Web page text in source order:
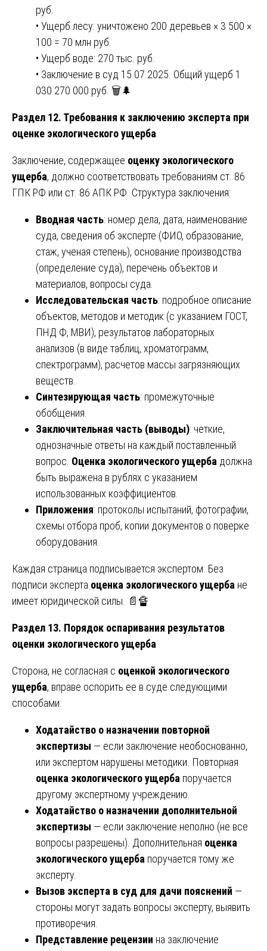
руб.
• Ущерб лесу: уничтожено 200 деревьев × 3 500 ×
100 = 70 млн руб.
• Ущерб воде: 270 тыс. руб.
• Заключение в суд 15.07.2025. Общий ущерб 1
030 270 000 руб. 🗑️🌲
Раздел 12. Требования к заключению эксперта при
оценке экологического ущерба
Заключение, содержащее оценку экологического
ущерба, должно соответствовать требованиям ст. 86
ГПК РФ или ст. 86 АПК РФ. Структура заключения:
Вводная часть: номер дела, дата, наименование
суда, сведения об эксперте (ФИО, образование,
стаж, ученая степень), основание производства
(определение суда), перечень объектов и
материалов, вопросы суда.
Исследовательская часть: подробное описание
объектов, методов и методик (с указанием ГОСТ,
ПНД Ф, МВИ), результатов лабораторных
анализов (в виде таблиц, хроматограмм,
спектрограмм), расчетов массы загрязняющих
веществ.
Синтезирующая часть: промежуточные
обобщения.
Заключительная часть (выводы): четкие,
однозначные ответы на каждый поставленный
вопрос. Оценка экологического ущерба должна
быть выражена в рублях с указанием
использованных коэффициентов.
Приложения: протоколы испытаний, фотографии,
схемы отбора проб, копии документов о поверке
оборудования.
Каждая страница подписывается экспертом. Без
подписи эксперта оценка экологического ущерба не
имеет юридической силы. 📄🔏
Раздел 13. Порядок оспаривания результатов
оценки экологического ущерба
Сторона, не согласная с оценкой экологического
ущерба, вправе оспорить ее в суде следующими
способами:
Ходатайство о назначении повторной
экспертизы — если заключение необоснованно,
или экспертом нарушены методики. Повторная
оценка экологического ущерба поручается
другому экспертному учреждению.
Ходатайство о назначении дополнительной
экспертизы — если заключение неполно (не все
вопросы разрешены). Дополнительная оценка
экологического ущерба поручается тому же
эксперту.
Вызов эксперта в суд для дачи пояснений —
стороны могут задать вопросы эксперту, выявить
противоречия.
Представление рецензии на заключение